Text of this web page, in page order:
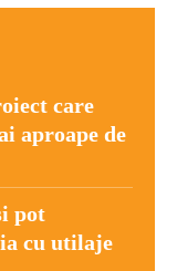
care
aproape de
pot
cu utilaje